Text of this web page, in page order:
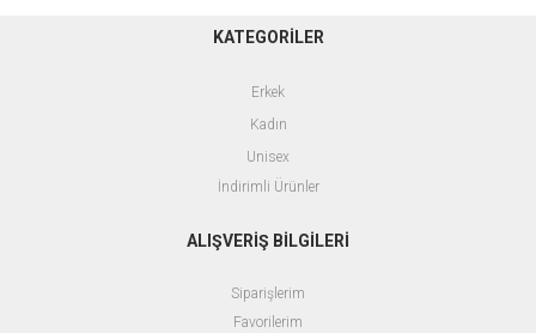
KATEGORİLER
Erkek
Kadın
Unisex
İndirimli Ürünler
ALIŞVERİŞ BİLGİLERİ
Siparişlerim
Favorilerim